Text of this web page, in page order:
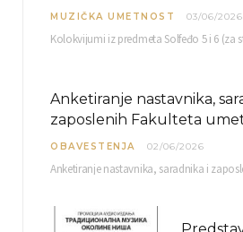
MUZIČKA UMETNOST 03/06/2026
Anketiranje nastavnika,
zaposlenih Fakulteta
OBAVESTENJA 02/06/2026